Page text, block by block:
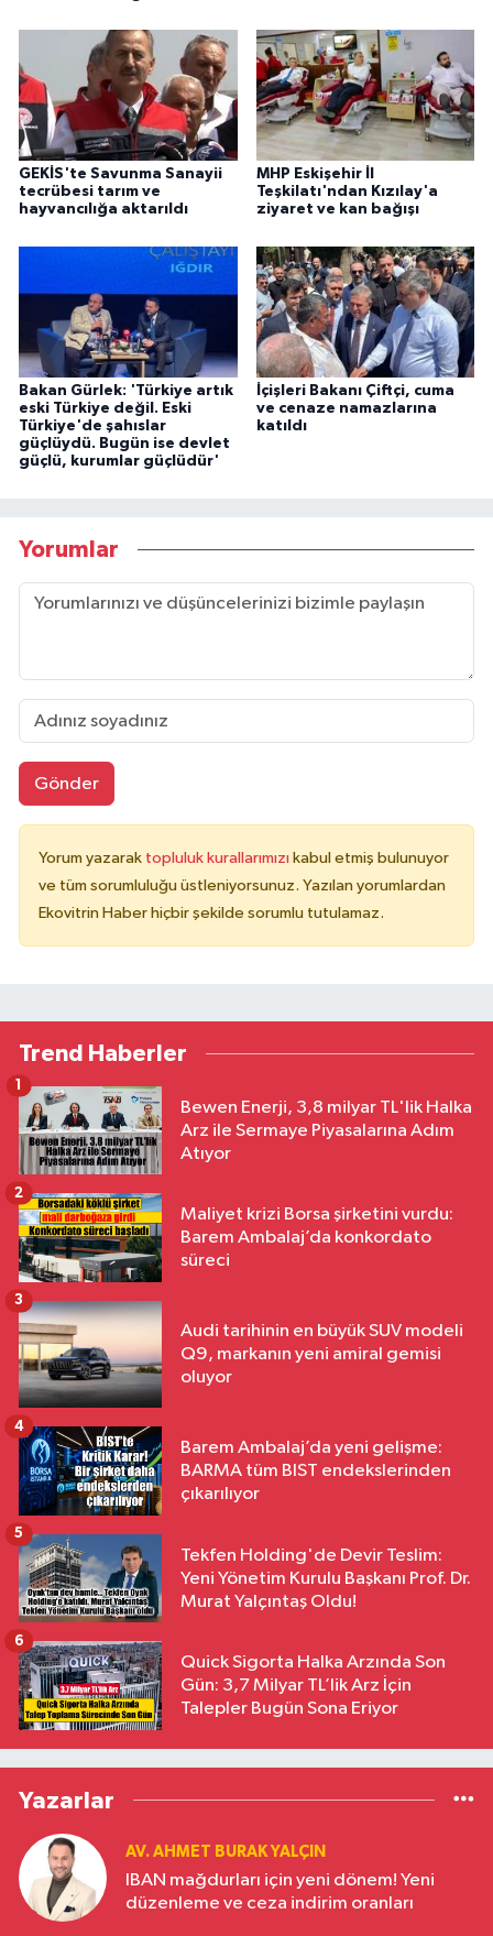
GEKİS'te Savunma Sanayii
tecrübesi tarım ve
hayvancılığa aktarıldı
MHP Eskişehir İl
Teşkilatı'ndan Kızılay'a
ziyaret ve kan bağışı
Bakan Gürlek: 'Türkiye artık
eski Türkiye değil. Eski
Türkiye'de şahıslar
güçlüydü. Bugün ise devlet
güçlü, kurumlar güçlüdür'
İçişleri Bakanı Çiftçi, cuma
ve cenaze namazlarına
katıldı
Yorumlar
Gönder
Yorum yazarak topluluk kurallarımızı kabul etmiş bulunuyor
ve tüm sorumluluğu üstleniyorsunuz. Yazılan yorumlardan
Ekovitrin Haber hiçbir şekilde sorumlu tutulamaz.
Trend Haberler
Bewen Enerji, 3,8 milyar TL'lik Halka
Arz ile Sermaye Piyasalarına Adım
Atıyor
1
Maliyet krizi Borsa şirketini vurdu:
Barem Ambalaj’da konkordato
süreci
2
Audi tarihinin en büyük SUV modeli
Q9, markanın yeni amiral gemisi
oluyor
3
Barem Ambalaj’da yeni gelişme:
BARMA tüm BIST endekslerinden
çıkarılıyor
4
Tekfen Holding'de Devir Teslim:
Yeni Yönetim Kurulu Başkanı Prof. Dr.
Murat Yalçıntaş Oldu!
5
Quick Sigorta Halka Arzında Son
Gün: 3,7 Milyar TL’lik Arz İçin
Talepler Bugün Sona Eriyor
6
Yazarlar
AV. AHMET BURAK YALÇIN
IBAN mağdurları için yeni dönem! Yeni
düzenleme ve ceza indirim oranları